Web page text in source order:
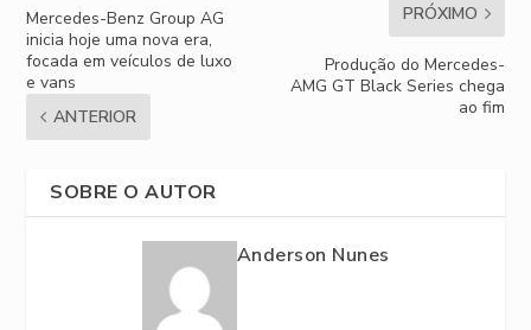
Mercedes-Benz Group AG
inicia hoje uma nova era,
focada em veículos de luxo
e vans
ANTERIOR
PRÓXIMO
Produção do Mercedes-
AMG GT Black Series chega
ao fim
SOBRE O AUTOR
Anderson Nunes